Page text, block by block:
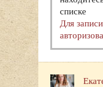
списке
Для